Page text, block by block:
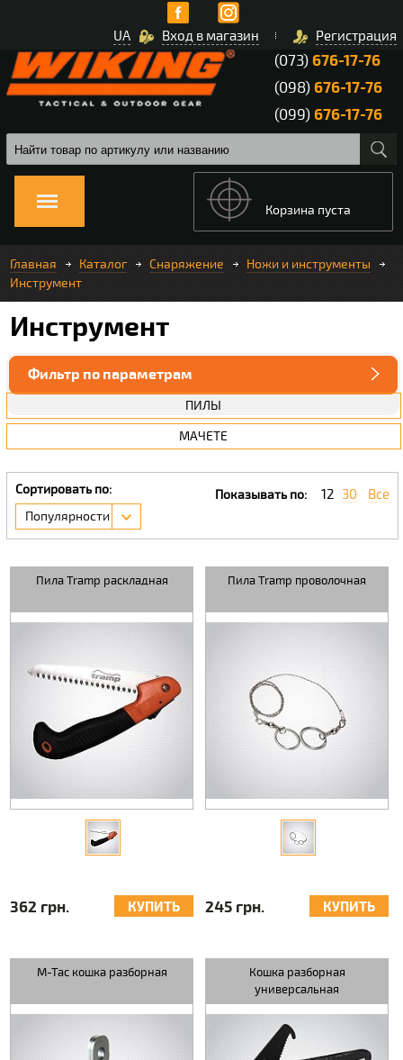
Вход в магазин Регистрация
UA
(073)676-17-76
(098)676-17-76
(099)676-17-76
Корзина пуста
Главная Каталог Снаряжение
Ножи и инструменты
Инструмент
Инструмент
Фильтр по параметрам
ПИЛЫ
МАЧЕТЕ
Сортировать по:
Популярности
Показывать по: 12 30 Все
Пила Tramp раскладная
362 грн. КУПИТЬ
Пила Tramp проволочная
245 грн. КУПИТЬ
M-Tac кошка разборная
Кошка разборная
универсальная